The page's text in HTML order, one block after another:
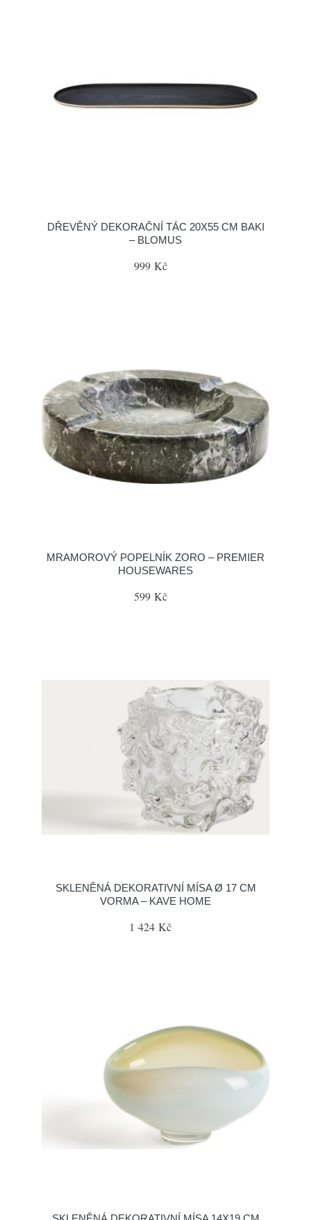
DŘEVĚNÝ DEKORAČNÍ TÁC 20X55 CM BAKI
– BLOMUS
999 Kč
MRAMOROVÝ POPELNÍK ZORO – PREMIER
HOUSEWARES
599 Kč
SKLENĚNÁ DEKORATIVNÍ MÍSA Ø 17 CM
VORMA – KAVE HOME
1 424 Kč